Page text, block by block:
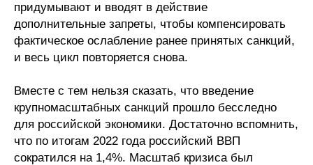
Отрасли и регионы
Материалы
О совете
придумывают и вводят в действие
дополнительные запреты, чтобы компенсировать
фактическое ослабление ранее принятых санкций,
и весь цикл повторяется снова.
Вместе с тем нельзя сказать, что введение
крупномасштабных санкций прошло бесследно
для российской экономики. Достаточно вспомнить,
что по итогам 2022 года российский ВВП
сократился на 1,4%. Масштаб кризиса был